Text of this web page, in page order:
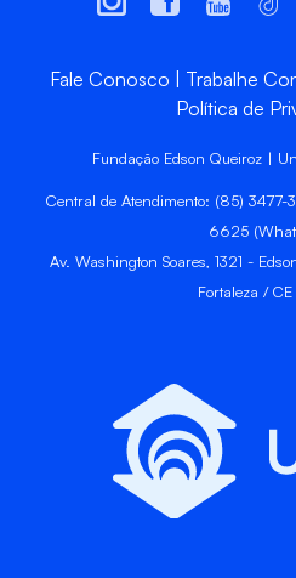
Fale Conosco Trabalhe
Política de
Fundação Edson Queiroz |
Central de Atendimento: (85)
6625
Av. Washington Soares, 1321 -
Fortaleza /